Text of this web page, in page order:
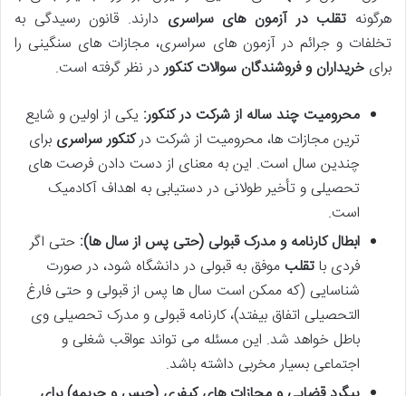
هرگونه تقلب در آزمون های سراسری دارند. قانون رسیدگی به
تخلفات و جرائم در آزمون های سراسری، مجازات های سنگینی را
برای خریداران و فروشندگان سوالات کنکوردر نظر گرفته است.
محرومیت چند ساله از شرکت در کنکور: یکی از اولین و شایع
ترین مجازات ها، محرومیت از شرکت درکنکور سراسری برای
چندین سال است. این به معنای از دست دادن فرصت های
تحصیلی و تأخیر طولانی در دستیابی به اهداف آکادمیک
است.
ابطال کارنامه و مدرک قبولی (حتی پس از سال ها): حتی اگر
فردی باتقلب موفق به قبولی در دانشگاه شود، در صورت
شناسایی (که ممکن است سال ها پس از قبولی و حتی فارغ
التحصیلی اتفاق بیفتد)، کارنامه قبولی و مدرک تحصیلی وی
باطل خواهد شد. این مسئله می تواند عواقب شغلی و
اجتماعی بسیار مخربی داشته باشد.